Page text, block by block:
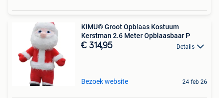
KIMU® Groot Opblaas Kostuum
Kerstman 2.6 Meter Opblaasbaar P
€ 314,95 Details
Bezoek website 24 feb 26